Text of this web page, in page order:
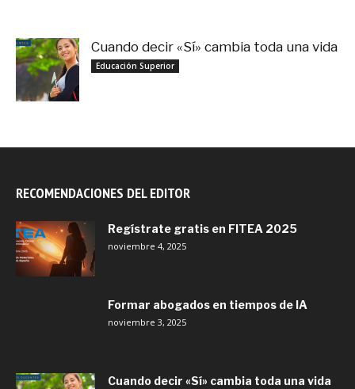
Cuando decir «Sí» cambia toda una vida
Educación Superior
RECOMENDACIONES DEL EDITOR
Regístrate gratis en FITEA 2025
noviembre 4, 2025
Formar abogados en tiempos de IA
noviembre 3, 2025
Cuando decir «Sí» cambia toda una vida